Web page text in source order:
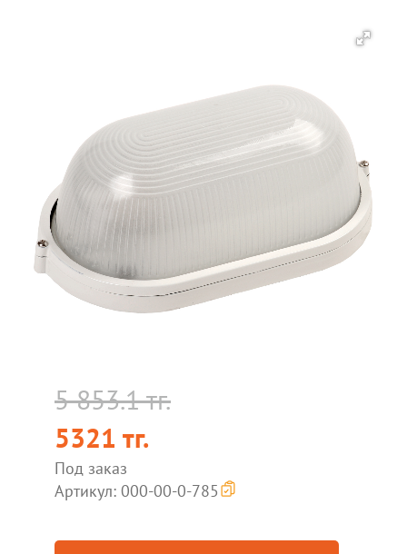
5 853.1 тг.
5321 тг.
Под заказ
Артикул: 000-00-0-785